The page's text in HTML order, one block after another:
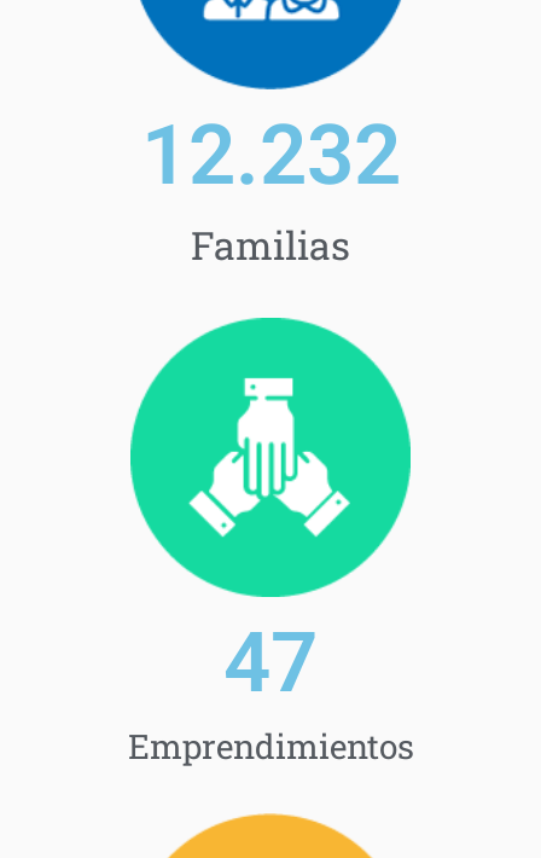
Familias
14.452
Emprendimientos
70